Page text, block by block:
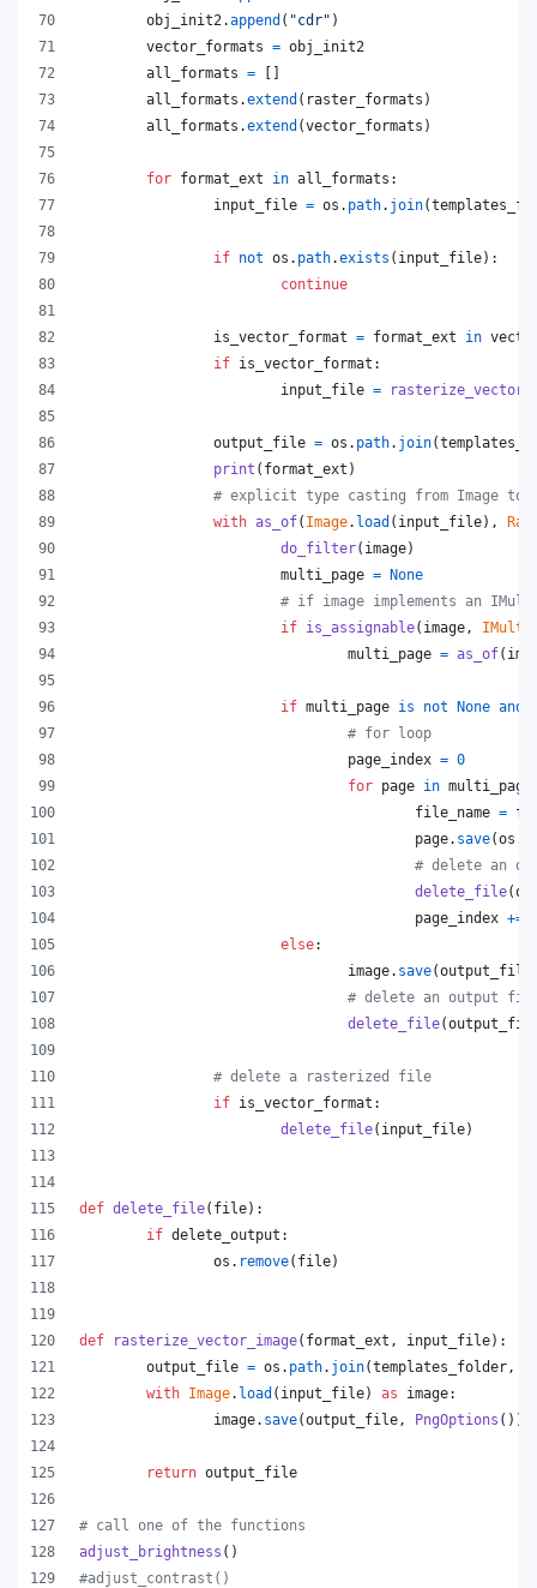
obj_init2 .append ( "cdr" )
vector_formats = obj_init2
all_formats = []
all_formats .extend ( raster_formats )
all_formats .extend (vector_formats )
for format_ext in all_formats :
input_file = os . path. join(
if not os . path.exists ( input_file):
continue
is_vector_format = format_ext in
if is_vector_format :
input_file =
output_file = os . path. join(
print ( format_ext )
# explicit type casting from Image to
with as_of( Image. load ( input_file),
do_filter( image)
multi_page = None
# if image implements an
if is_assignable( image ,
multi_page = as_of(
if multi_page is not None and
# for loop
page_index = 0
for page in multi_page
file_name = f"
page. save(os .
# delete an
delete_file(os
page_index +=
else:
image. save(output_file
# delete an output
delete_file(
# delete a rasterized file
if is_vector_format :
delete_file( input_file)
def delete_file( file):
if delete_output :
os . remove( file)
def rasterize_vector_image( format_ext , input_file):
output_file = os . path. join(templates_folder ,
with Image. load ( input_file) as image:
image. save(output_file , PngOptions ())
return output_file
# call one of the functions
adjust_brightness ()
#adjust_contrast()